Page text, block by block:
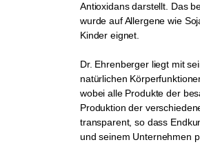
Antioxidans darstellt. Das
wurde auf Allergene wie
Kinder eignet.
Dr. Ehrenberger liegt mit
natürlichen
wobei alle Produkte der
Produktion der
transparent, so dass
und seinem Unternehmen